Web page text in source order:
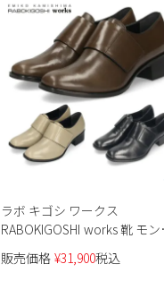
ラボ キゴシ ワークス
RABOKIGOSHI works 靴 モン
シューズ レディース 本革
12788 ラウンドトウ 4cmヒー
販売価格 ¥31,900税込